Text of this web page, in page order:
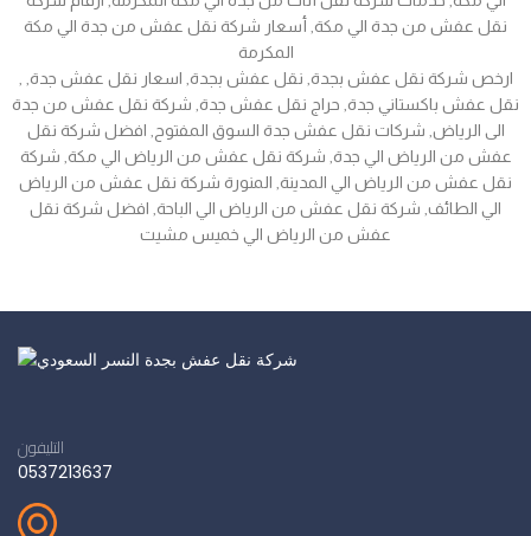
نقل عفش من جدة الي مكة, أسعار شركة نقل عفش من جدة الي مكة
المكرمة
نقل عفش باكستاني جدة, حراج نقل عفش جدة, شركة نقل عفش من جدة
الى الرياض, شركات نقل عفش جدة السوق المفتوح, افضل شركة نقل
عفش من الرياض الي جدة, شركة نقل عفش من الرياض الي مكة, شركة
نقل عفش من الرياض الي المدينة, المنورة شركة نقل عفش من الرياض
الي الطائف, شركة نقل عفش من الرياض الي الباحة, افضل شركة نقل
عفش من الرياض الي خميس مشيت
التليفون
0537213637